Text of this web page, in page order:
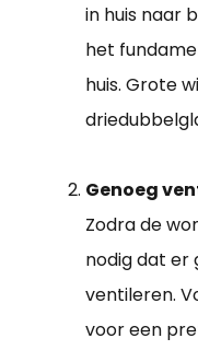
in huis naar
het
huis. Grote
Genoeg
Zodra de
nodig dat er
ventileren.
voor een